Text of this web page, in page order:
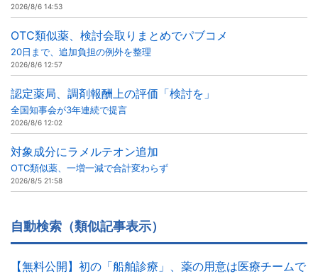
2026/8/6 14:53
OTC類似薬、検討会取りまとめでパブコメ
20日まで、追加負担の例外を整理
2026/8/6 12:57
認定薬局、調剤報酬上の評価「検討を」
全国知事会が3年連続で提言
2026/8/6 12:02
対象成分にラメルテオン追加
OTC類似薬、一増一減で合計変わらず
2026/8/5 21:58
自動検索（類似記事表示）
【無料公開】初の「船舶診療」、薬の用意は医療チームで